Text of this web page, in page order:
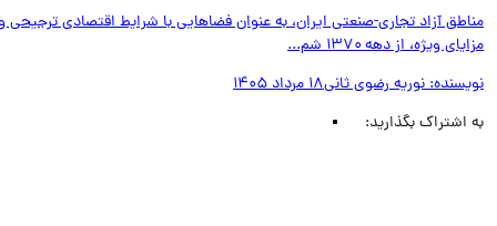
آزاد تجاری-صنعتی ایران، به عنوان فضاهایی با شرایط اقتصادی ترجیحی و
ویژه، از دهه ۱۳۷۰ شم...
نوریه رضوی ثانی18 مرداد 1405
اشتراک بگذارید: